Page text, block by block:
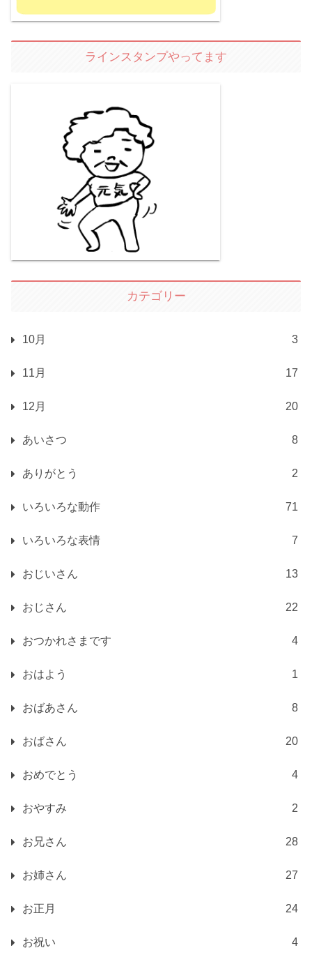
ラインスタンプやってます
カテゴリー
10月 3
11月 17
12月 20
あいさつ 8
ありがとう 2
いろいろな動作 71
いろいろな表情 7
おじいさん 13
おじさん 22
おつかれさまです 4
おはよう 1
おばあさん 8
おばさん 20
おめでとう 4
おやすみ 2
お兄さん 28
お姉さん 27
お正月 24
お祝い 4